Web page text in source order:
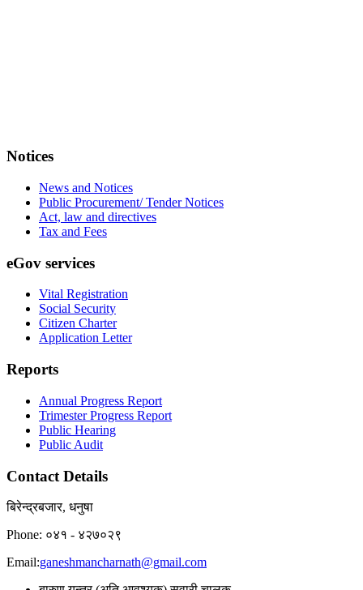
Notices
News and Notices
Public Procurement/ Tender Notices
Act, law and directives
Tax and Fees
eGov services
Vital Registration
Social Security
Citizen Charter
Application Letter
Reports
Annual Progress Report
Trimester Progress Report
Public Hearing
Public Audit
Contact Details
बिरेन्द्रबजार, धनुषा
Phone: ०४१ - ४२७०२९
Email:ganeshmancharnath@gmail.com